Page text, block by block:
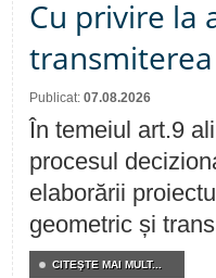
Cu privire la
Publicat: 07.08.2026
În temeiul art.9
procesul
elaborării
geometric și
CITEŞTE MAI MULT...